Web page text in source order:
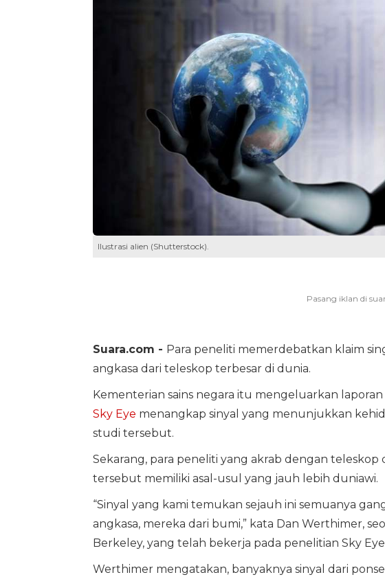
Ilustrasi alien (Shutterstock).
Suara.com - Para peneliti memerdebatkan klaim
angkasa dari teleskop terbesar di dunia.
Kementerian sains negara itu mengeluarkan
Sky Eye menangkap sinyal yang menunjukkan
studi tersebut.
Sekarang, para peneliti yang akrab dengan
tersebut memiliki asal-usul yang jauh lebih duniawi.
“Sinyal yang kami temukan sejauh ini semuanya
angkasa, mereka dari bumi,” kata Dan Werthimer,
Berkeley, yang telah bekerja pada penelitian Sky
Werthimer mengatakan, banyaknya sinyal dari